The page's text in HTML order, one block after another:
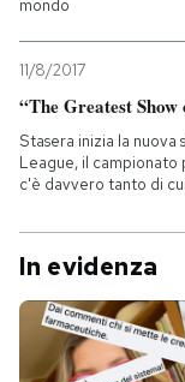
mondo
11/8/2017
“The Greatest
Stasera inizia la
League, il campionato
c'è davvero tanto di
In evidenza